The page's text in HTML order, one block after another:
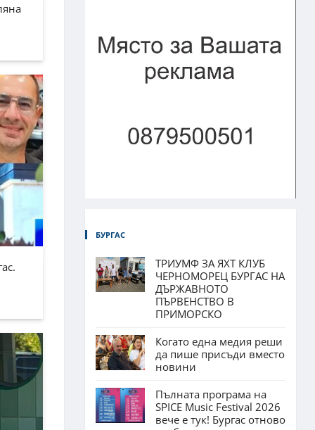
БУРГАС
ТРИУМФ ЗА ЯХТ КЛУБ
ЧЕРНОМОРЕЦ БУРГАС НА
ДЪРЖАВНОТО
ПЪРВЕНСТВО В
ПРИМОРСКО
Когато една медия реши
да пише присъди вместо
новини
Пълната програма на
SPICE Music Festival 2026
вече е тук! Бургас отново